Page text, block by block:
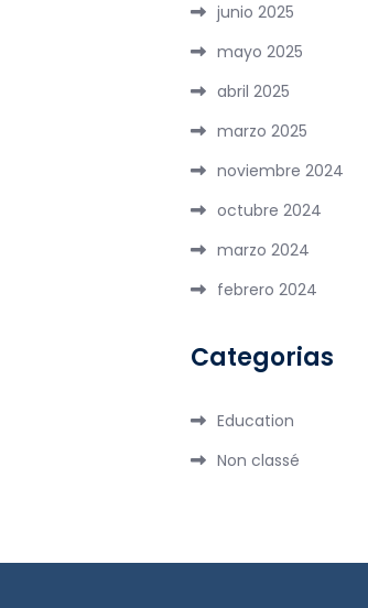
junio 2025
mayo 2025
abril 2025
marzo 2025
noviembre 2024
octubre 2024
marzo 2024
febrero 2024
Categorias
Education
Non classé